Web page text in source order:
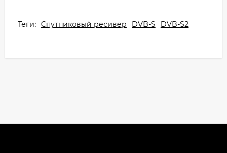
Теги: Спутниковый ресивер DVB-S DVB-S2